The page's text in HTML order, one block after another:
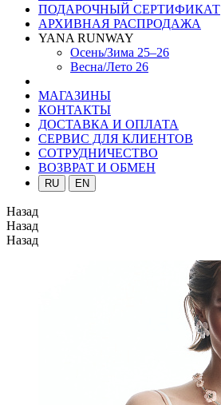
ПОДАРОЧНЫЙ СЕРТИФИКАТ
АРХИВНАЯ РАСПРОДАЖА
YANA RUNWAY
Осень/Зима 25–26
Весна/Лето 26
МАГАЗИНЫ
КОНТАКТЫ
ДОСТАВКА И ОПЛАТА
СЕРВИС ДЛЯ КЛИЕНТОВ
СОТРУДНИЧЕСТВО
ВОЗВРАТ И ОБМЕН
RU EN
Назад
Назад
Назад